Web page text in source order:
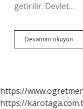
getirilir. Devlet…
Devamını okuyun
Ne
https://
https://